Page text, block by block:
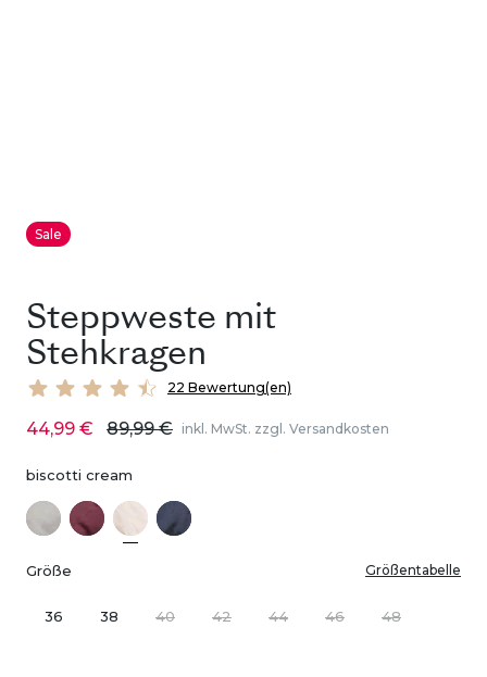
Sale
Steppweste mit
Stehkragen
22 Bewertung(en)
44,99 € 89,99 € inkl. MwSt. zzgl. Versandkosten
biscotti cream
Größe Größentabelle
36 38 40 42 44 46 48